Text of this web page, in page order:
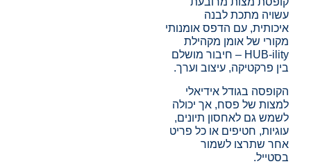
עשויה מתכת לבנה
איכותית, עם הדפס אומנותי
מקורי של אומן מקהילת
HUB-ility – חיבור מושלם
בין פרקטיקה, עיצוב וערך.
הקופסה בגודל אידיאלי
למצות של פסח, אך יכולה
לשמש גם לאחסון תיונים,
עוגיות, חטיפים או כל פריט
אחר שתרצו לשמור
בסטייל.